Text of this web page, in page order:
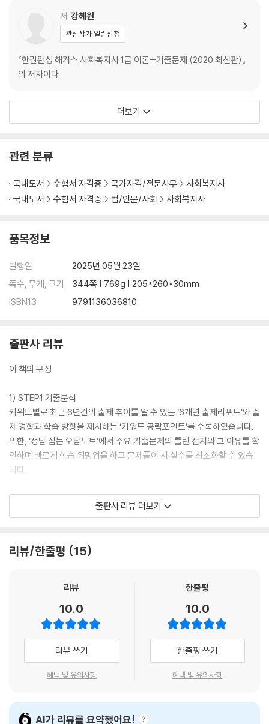
저 강혜원
관심작가 알림신청
『한권완성 해커스 사회복지사 1급 이론+기출문제 (2020 최신판)』
의 저자이다.
더보기
관련 분류
국내도서 수험서 자격증 국가자격/전문사무
사회복지사
국내도서
수험서 자격증 법/인문/사회 사회복지사
품목정보
발행일
2025년 05월 23일
쪽수, 무게, 크기
344쪽 | 769g | 205*260*30mm
ISBN13
9791136036810
출판사 리뷰
이 책의 구성
1) STEP1 기출분석
키워드별로 최근 6년간의 출제 추이를 알 수 있는 ‘6개년 출제리포트’와 출
제 경향과 학습 방향을 제시하는 ‘키워드 공략포인트’를 수록하였습니다.
또한, ‘정답 잡는 오답노트’에서 주요 기출문제의 틀린 선지와 그 이유를 확
인하며 빠르게 학습 워밍업을 하고 문제풀이 시 실수를 최소화할 수 있습
니다.
2) STEP2 핵심이론 공략
교수님의 학습 조언을 담은 ‘Tip’, 개념 이해를 돕는 추가 설명인 ‘참고’와
3) STEP3 필수문제 점검
형문제를 통해 마지막 이론 점검이 가능합니다. 정답과 해설을 문제풀이
4) 더 풀어볼 TEST
영역별로 실전 대비를 위해 더 풀어볼 문제를 가장 최신 기출인 2025년 2
3회 기출문제를 포함한 최근 7개년 기출 내에서 엄선한 문제들만 수록하
5) 빈출노트
출판사 리뷰 더보기
리뷰/한줄평 15
리뷰
10.0
리뷰 쓰기
혜택 및 유의사항
한줄평
10.0
한줄평 쓰기
혜택 및 유의사항
AI가 리뷰를 요약했어요!